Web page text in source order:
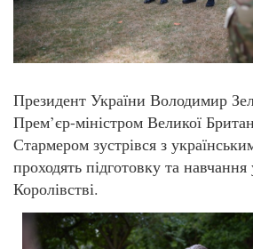
Президент України Володимир
Прем’єр-міністром Великої
Стармером зустрівся з
проходять підготовку та
Королівстві.